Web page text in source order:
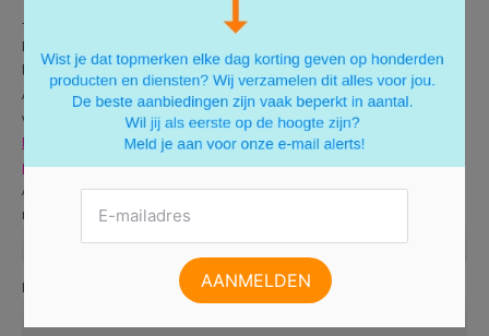
- 5 porties zoet per week (of minder als je er geen behoefte aan hebt).
Kies uit een theelepel suiker, jam, een bolletje ijs, of een glas
limonade.
Alcohol. Als je alcohol gebruikt, beperk het dan tot 2 glazen per dag
voor mannen en 1 glas per dag voor vrouwen.
Een verlaagde bloeddruk en een verlaagd cijfer op de weegschaal,
probeer het eens met het DASH dieet
Als eerste horen van de nieuwste aanbiedingen via mail? Dankzij onze
nieuwsbrief blijf je altijd op de hoogte.
E-mail